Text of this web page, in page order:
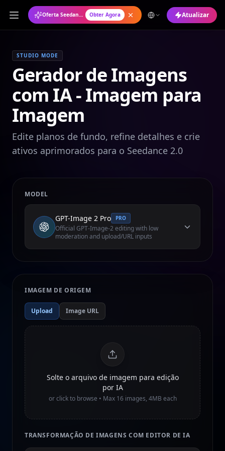
Oferta Seedance 2.0: Plano Anual com 50% de Desconto Obter Agora Atualizar
STUDIO MODE
Gerador de Imagens
com IA - Imagem para
Imagem
Edite planos de fundo, refine detalhes e crie
ativos aprimorados para o Seedance 2.0
MODEL
GPT-Image 2 Pro PRO
Official GPT-Image-2 editing with low
moderation and upload/URL inputs
IMAGEM DE ORIGEM
Upload Image URL
Solte o arquivo de imagem para edição
por IA
or click to browse • Max 16images, 4MB each
TRANSFORMAÇÃO DE IMAGENS COM EDITOR DE IA